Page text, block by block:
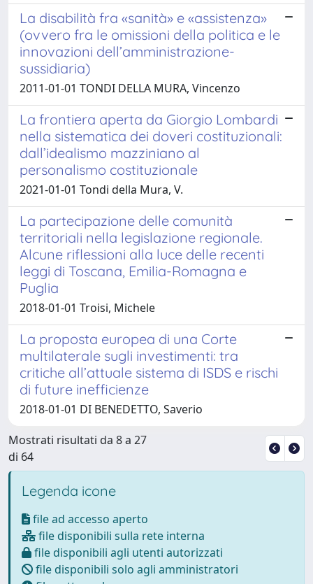
La disabilità fra «sanità» e «assistenza»
(ovvero fra le omissioni della politica e le
innovazioni dell’amministrazione-
sussidiaria)
2011-01-01 TONDI DELLA MURA, Vincenzo
La frontiera aperta da Giorgio Lombardi
nella sistematica dei doveri costituzionali:
dall’idealismo mazziniano al
personalismo costituzionale
2021-01-01 Tondi della Mura, V.
La partecipazione delle comunità
territoriali nella legislazione regionale.
Alcune riflessioni alla luce delle recenti
leggi di Toscana, Emilia-Romagna e
Puglia
2018-01-01 Troisi, Michele
La proposta europea di una Corte
multilaterale sugli investimenti: tra
critiche all’attuale sistema di ISDS e rischi
di future inefficienze
2018-01-01 DI BENEDETTO, Saverio
Mostrati risultati da 8 a 27
di 64
Legenda icone
file ad accesso aperto
file disponibili sulla rete interna
file disponibili agli utenti autorizzati
file disponibili solo agli amministratori